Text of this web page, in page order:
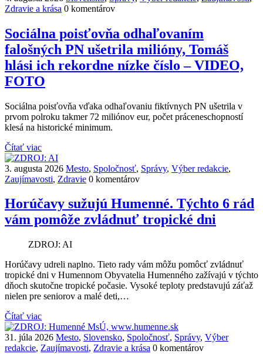
Zdravie a krása 0 komentárov
Sociálna poisťovňa odhaľovaním
falošných PN ušetrila milióny, Tomáš
hlási ich rekordne nízke číslo – VIDEO,
FOTO
Sociálna poisťovňa vďaka odhaľovaniu fiktívnych PN ušetrila v
prvom polroku takmer 72 miliónov eur, počet práceneschopností
klesá na historické minimum.
Čítať viac
3. augusta 2026 Mesto, Spoločnosť, Správy, Výber redakcie,
Zaujímavosti, Zdravie 0 komentárov
Horúčavy sužujú Humenné. Týchto 6 rád
vám pomôže zvládnuť tropické dni
ZDROJ: AI
Horúčavy udreli naplno. Tieto rady vám môžu pomôcť zvládnuť
tropické dni v Humennom Obyvatelia Humenného zažívajú v týchto
dňoch skutočne tropické počasie. Vysoké teploty predstavujú záťaž
nielen pre seniorov a malé deti,…
Čítať viac
31. júla 2026 Mesto, Slovensko, Spoločnosť, Správy, Výber
redakcie, Zaujímavosti, Zdravie a krása 0 komentárov